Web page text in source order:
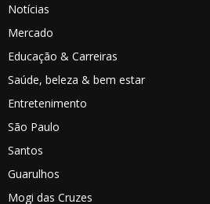
Notícias
Mercado
Educação & Carreiras
Saúde, beleza & bem estar
Entretenimento
São Paulo
Santos
Guarulhos
Mogi das Cruzes